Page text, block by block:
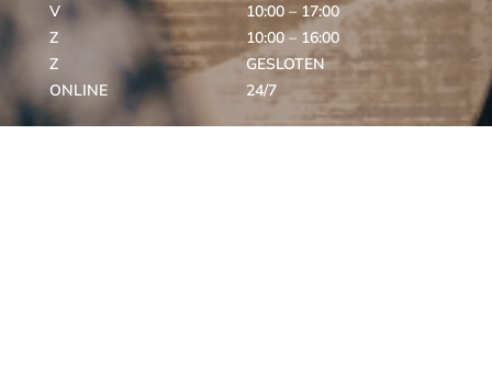
V
10:00 – 17:00
Z
10:00 – 16:00
Z
GESLOTEN
ONLINE
24/7